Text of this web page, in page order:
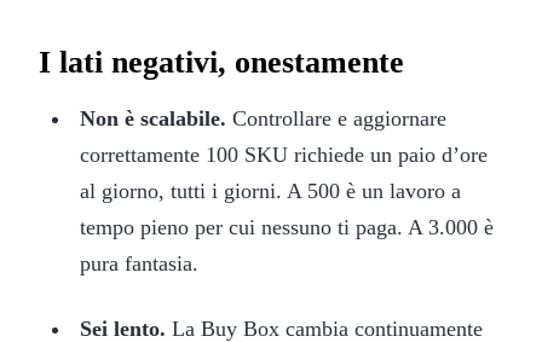
I lati negativi, onestamente
Non è scalabile. Controllare e aggiornare
correttamente 100 SKU richiede un paio d’ore
al giorno, tutti i giorni. A 500 è un lavoro a
tempo pieno per cui nessuno ti paga. A 3.000 è
pura fantasia.
Sei lento. La Buy Box cambia continuamente